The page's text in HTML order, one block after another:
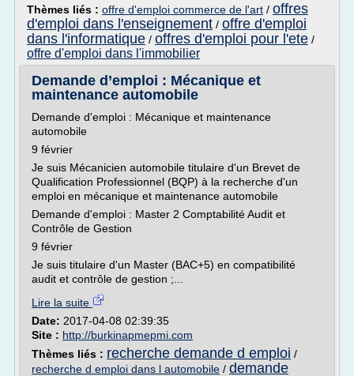
Thèmes liés : offre d'emploi commerce de l'art / offres
d'emploi dans l'enseignement / offre d'emploi
dans l'informatique / offres d'emploi pour l'ete /
offre d'emploi dans l'immobilier
Demande d’emploi : Mécanique et
maintenance automobile
Demande d'emploi : Mécanique et maintenance
automobile
9 février
Je suis Mécanicien automobile titulaire d'un Brevet de
Qualification Professionnel (BQP) à la recherche d'un
emploi en mécanique et maintenance automobile
Demande d'emploi : Master 2 Comptabilité Audit et
Contrôle de Gestion
9 février
Je suis titulaire d'un Master (BAC+5) en compatibilité
audit et contrôle de gestion ;...
Lire la suite
Date: 2017-04-08 02:39:35
Site : http://burkinapmepmi.com
Thèmes liés : recherche demande d emploi /
recherche d emploi dans l automobile / demande